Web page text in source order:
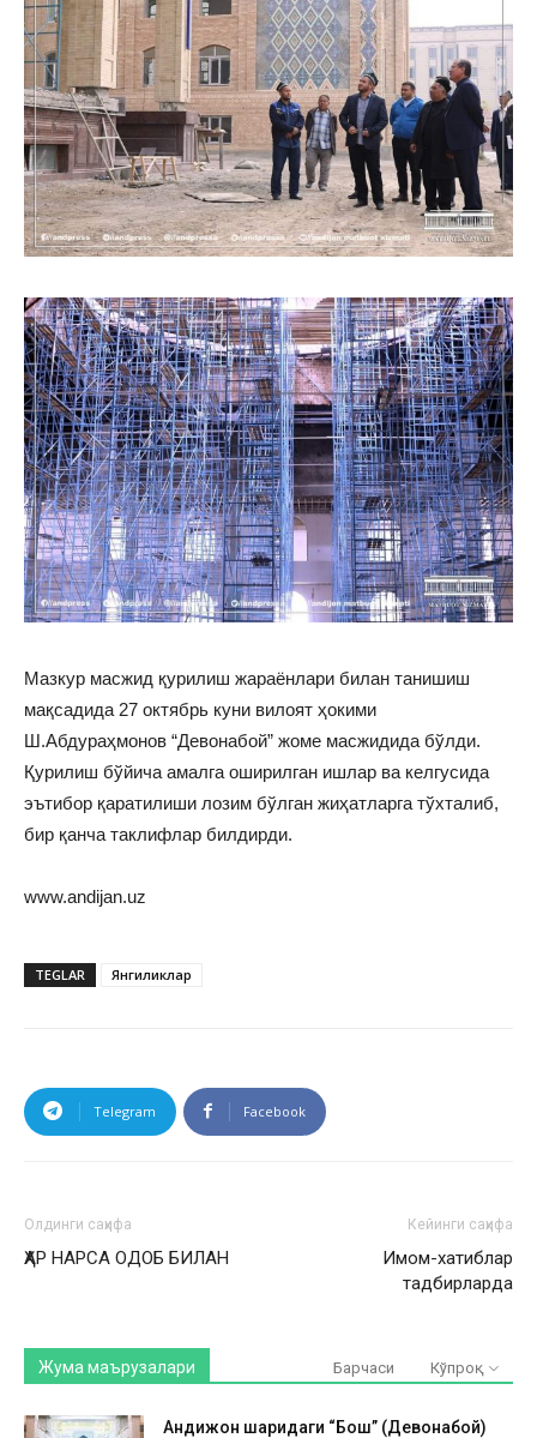
Мазкур масжид қурилиш жараёнлари билан танишиш
мақсадида 27 октябрь куни вилоят ҳокими
Ш.Абдураҳмонов “Девонабой” жоме масжидида бўлди.
Қурилиш бўйича амалга оширилган ишлар ва келгусида
эътибор қаратилиши лозим бўлган жиҳатларга тўхталиб,
бир қанча таклифлар билдирди.
www.andijan.uz
TEGLAR Янгиликлар
Telegram Facebook
Олдинги саҳифа
ҲАР НАРСА ОДОБ БИЛАН
Кейинги саҳифа
Имом-хатиблар
тадбирларда
Жума маърузалари Барчаси Кўпроқ
Андижон шаҳридаги “Бош” (Девонабой)